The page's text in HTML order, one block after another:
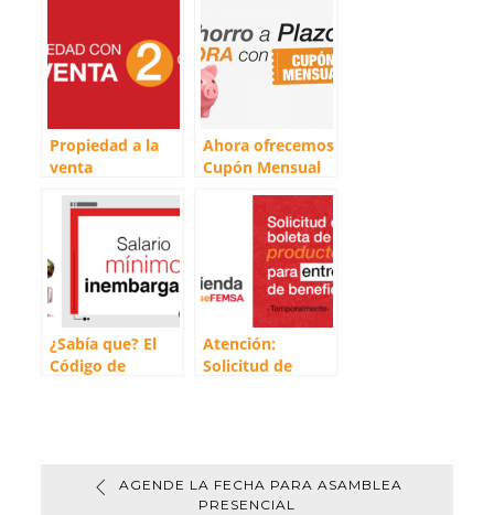
A
p
i
n
o
o
a
r
t
i
Propiedad a la
venta
Ahora ofrecemos
Cupón Mensual
¿Sabía que? El
Código de
Atención:
Solicitud de
Tienda Coca-Cola
AGENDE LA FECHA PARA ASAMBLEA
PRESENCIAL